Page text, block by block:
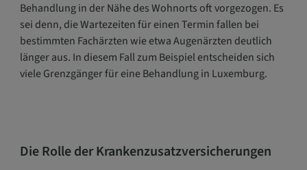
Behandlung in der Nähe des Wohnorts oft vorgezogen. Es
sei denn, die Wartezeiten für einen Termin fallen bei
bestimmten Fachärzten wie etwa Augenärzten deutlich
länger aus. In diesem Fall zum Beispiel entscheiden sich
viele Grenzgänger für eine Behandlung in Luxemburg.
Die Rolle der Krankenzusatzversicherungen